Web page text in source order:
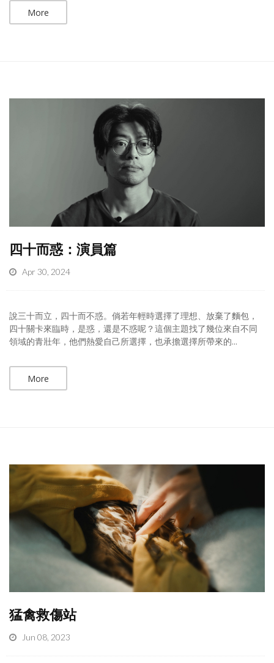
More
四十而惑：演員篇
Apr 30, 2024
說三十而立，四十而不惑。倘若年輕時選擇了理想、放棄了麵包，
四十關卡來臨時，是惑，還是不惑呢？這個主題找了幾位來自不同
領域的青壯年，他們熱愛自己所選擇，也承擔選擇所帶來的...
More
猛禽救傷站
Jun 08, 2023